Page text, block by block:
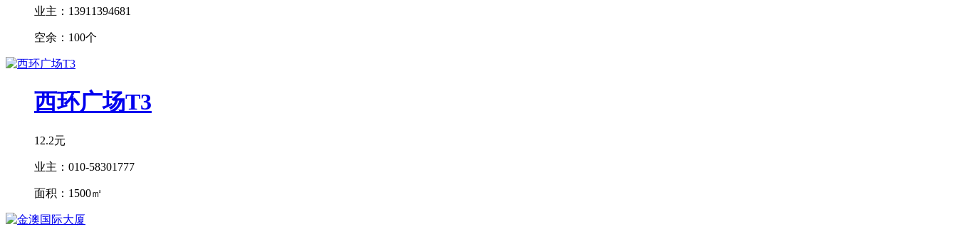
业主： 13911394681
空余： 100个
西环广场T3
12.2元
业主： 010-58301777
面积： 1500㎡